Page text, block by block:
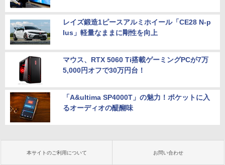
レイズ鍛造1ピースアルミホイール「CE28 N-p
lus」軽量なままに剛性を向上
マウス、RTX 5060 Ti搭載ゲーミングPCが7万
5,000円オフで30万円台！
「A&ultima SP4000T」の魅力！ポケットに入
るオーディオの醍醐味
本サイトのご利用について お問い合わせ